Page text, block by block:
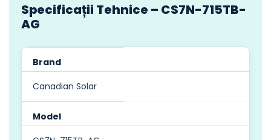
Specificații Tehnice – CS7N-715TB-
AG
Brand
Canadian Solar
Model